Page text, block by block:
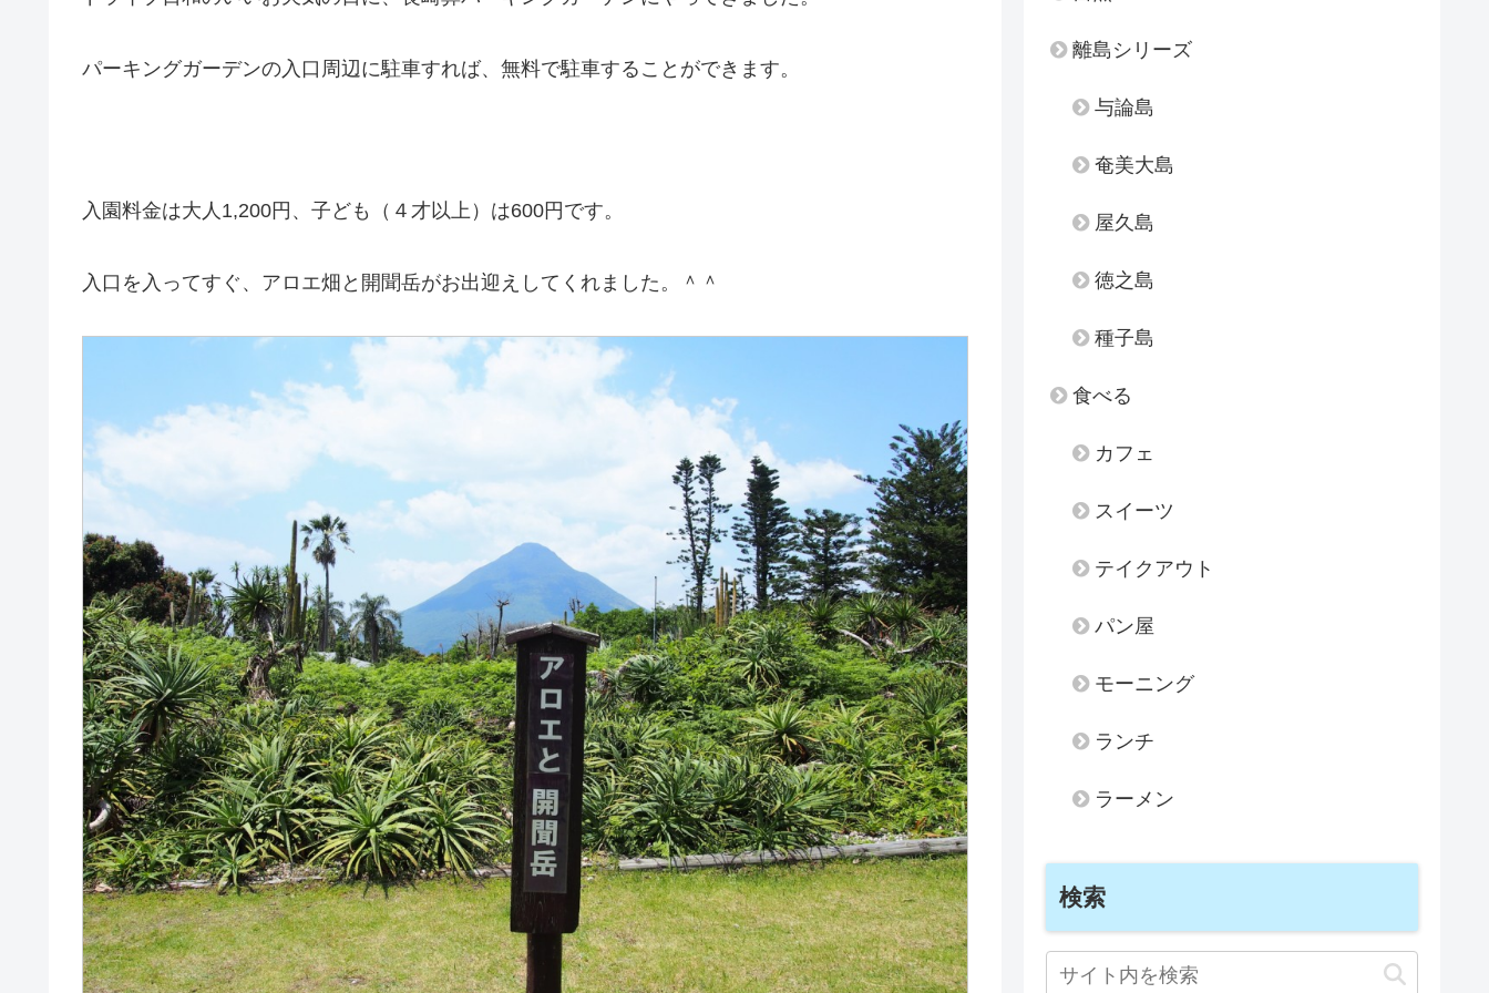
パーキングガーデンの入口周辺に駐車すれば、無料で駐車することができます。
入園料金は大人1,200円、子ども（４才以上）は600円です。
入口を入ってすぐ、アロエ畑と開聞岳がお出迎えしてくれました。＾＾
離島シリーズ
与論島
奄美大島
屋久島
徳之島
種子島
食べる
カフェ
スイーツ
テイクアウト
パン屋
モーニング
ランチ
ラーメン
検索